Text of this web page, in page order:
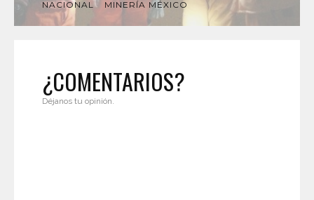
NACIONAL MINERÍA MÉXICO
¿COMENTARIOS?
Déjanos tu opinión.